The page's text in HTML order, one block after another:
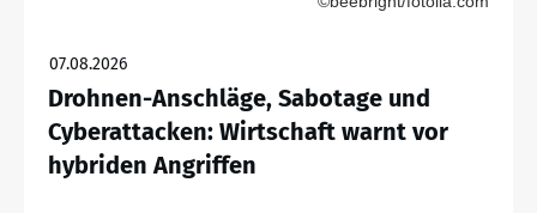
07.08.2026
Drohnen-Anschläge, Sabotage und
Cyberattacken: Wirtschaft warnt vor
hybriden Angriffen